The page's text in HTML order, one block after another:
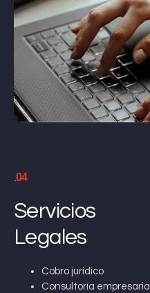
.04
Servicios
Legales
Cobro jurídico
Consultoría empresarial